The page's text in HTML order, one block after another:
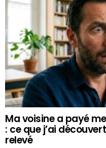
Ma voisine a payé
: ce que j’ai
relevé